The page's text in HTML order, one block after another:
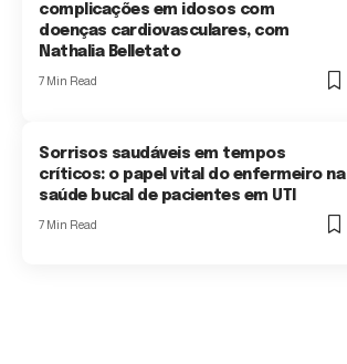
complicações em idosos com
doenças cardiovasculares, com
Nathalia Belletato
7 Min Read
Sorrisos saudáveis em tempos
críticos: o papel vital do enfermeiro na
saúde bucal de pacientes em UTI
7 Min Read